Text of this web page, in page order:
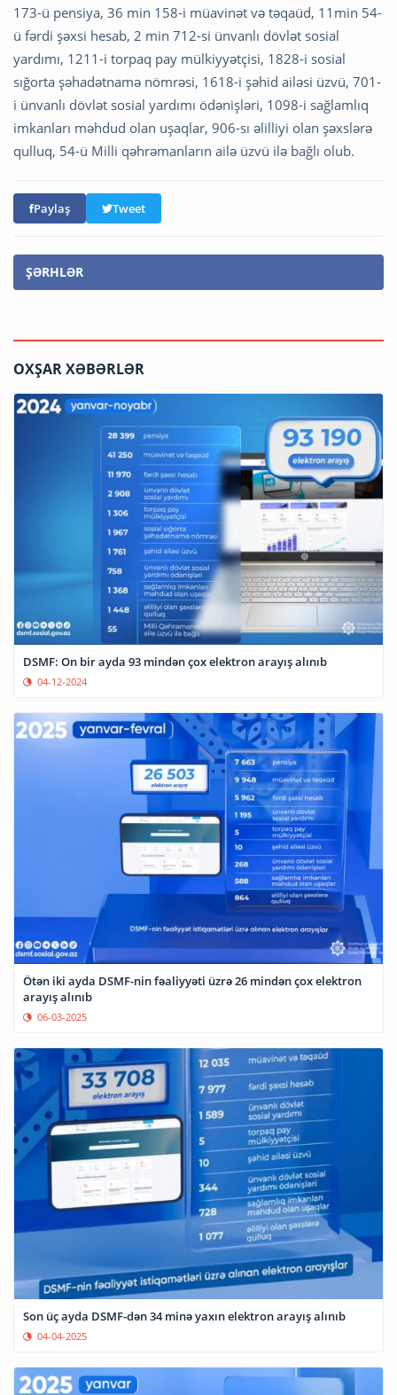
173-ü pensiya, 36 min 158-i müavinət və təqaüd, 11min 54-
ü fərdi şəxsi hesab, 2 min 712-si ünvanlı dövlət sosial
yardımı, 1211-i torpaq pay mülkiyyətçisi, 1828-i sosial
sığorta şəhadətnamə nömrəsi, 1618-i şəhid ailəsi üzvü, 701-
i ünvanlı dövlət sosial yardımı ödənişləri, 1098-i sağlamlıq
imkanları məhdud olan uşaqlar, 906-sı əlilliyi olan şəxslərə
qulluq, 54-ü Milli qəhrəmanların ailə üzvü ilə bağlı olub.
Paylaş Tweet
ŞƏRHLƏR
OXŞAR XƏBƏRLƏR
DSMF: On bir ayda 93 mindən çox elektron arayış alınıb
04-12-2024
Ötən iki ayda DSMF-nin fəaliyyəti üzrə 26 mindən çox elektron
arayış alınıb
06-03-2025
Son üç ayda DSMF-dən 34 minə yaxın elektron arayış alınıb
04-04-2025